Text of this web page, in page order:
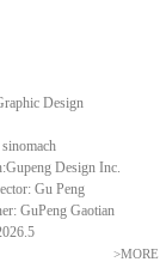
Design
Design Inc.
Gu Peng
GuPeng Gaotian
>MORE